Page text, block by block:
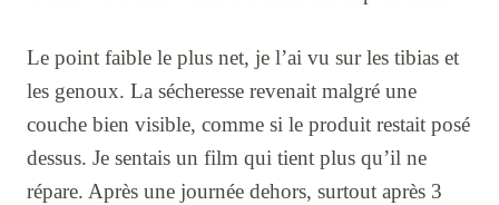
Le point faible le plus net, je l’ai vu sur les tibias et
les genoux. La sécheresse revenait malgré une
couche bien visible, comme si le produit restait posé
dessus. Je sentais un film qui tient plus qu’il ne
répare. Après une journée dehors, surtout après 3